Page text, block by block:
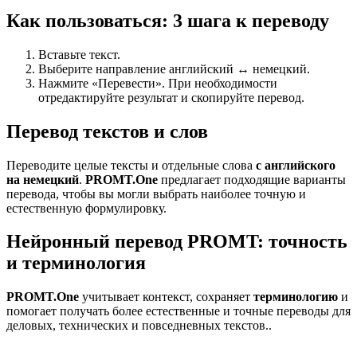
Как пользоваться: 3 шага к переводу
Вставьте текст.
Выберите направление английский ↔ немецкий.
Нажмите «Перевести». При необходимости
отредактируйте результат и скопируйте перевод.
Перевод текстов и слов
Переводите целые тексты и отдельные слова с английского
на немецкий. PROMT.One предлагает подходящие варианты
перевода, чтобы вы могли выбрать наиболее точную и
естественную формулировку.
Нейронный перевод PROMT: точность
и терминология
PROMT.One учитывает контекст, сохраняет терминологию и
помогает получать более естественные и точные переводы для
деловых, технических и повседневных текстов..